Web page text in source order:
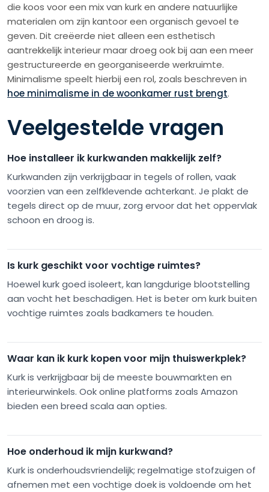
die koos voor een mix van kurk en andere natuurlijke
materialen om zijn kantoor een organisch gevoel te
geven. Dit creëerde niet alleen een esthetisch
aantrekkelijk interieur maar droeg ook bij aan een meer
gestructureerde en georganiseerde werkruimte.
Minimalisme speelt hierbij een rol, zoals beschreven in
hoe minimalisme in de woonkamer rust brengt.
Veelgestelde vragen
Hoe installeer ik kurkwanden makkelijk zelf?
Kurkwanden zijn verkrijgbaar in tegels of rollen, vaak
voorzien van een zelfklevende achterkant. Je plakt de
tegels direct op de muur, zorg ervoor dat het oppervlak
schoon en droog is.
Is kurk geschikt voor vochtige ruimtes?
Hoewel kurk goed isoleert, kan langdurige blootstelling
aan vocht het beschadigen. Het is beter om kurk buiten
vochtige ruimtes zoals badkamers te houden.
Waar kan ik kurk kopen voor mijn thuiswerkplek?
Kurk is verkrijgbaar bij de meeste bouwmarkten en
interieurwinkels. Ook online platforms zoals Amazon
bieden een breed scala aan opties.
Hoe onderhoud ik mijn kurkwand?
Kurk is onderhoudsvriendelijk; regelmatige stofzuigen of
afnemen met een vochtige doek is voldoende om het